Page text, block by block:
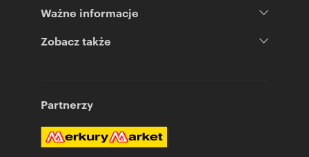
Ważne informacje
Zobacz także
Partnerzy